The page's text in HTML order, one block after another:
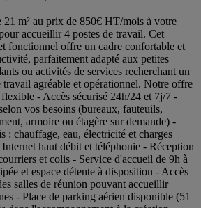
m² au prix de 850€ HT/mois à votre
accueillir 4 postes de travail. Cet
fonctionnel offre un cadre confortable et
parfaitement adapté aux petites
ou activités de services recherchant un
travail agréable et opérationnel. Notre offre
- Accès sécurisé 24h/24 et 7j/7 -
vos besoins (bureaux, fauteuils,
armoire ou étagère sur demande) -
: chauffage, eau, électricité et charges
haut débit et téléphonie - Réception
et colis - Service d'accueil de 9h à
et espace détente à disposition - Accès
salles de réunion pouvant accueillir
- Place de parking aérien disponible (51